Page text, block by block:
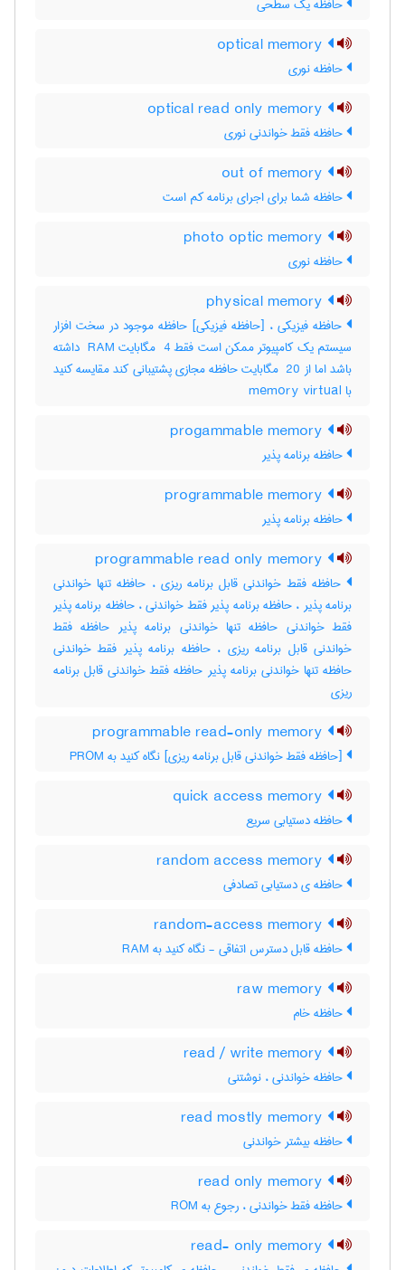
حافظه نوری
حافظه فقط خواندنی نوری
حافظه شما برای اجرای برنامه کم است
حافظه نوری
حافظه فیزیکی ، [حافظه فیزیکی] حافظه موجود در سخت افزار
سیستم یک کامپیوتر ممکن است فقط ‎ 4 مگابایت ‎ RAM داشته
باشد اما از ‎ 20 مگابایت حافظه مجازی پشتیبانی کند مقایسه کنید
با ‎ memory virtual
حافظه برنامه پذیر
حافظه برنامه پذیر
حافظه فقط خواندنی قابل برنامه ریزی ، حافظه تنها خواندنی
برنامه پذیر ، حافظه برنامه پذیر فقط خواندنی ، حافظه برنامه پذیر
فقط خواندنی حافظه تنها خواندنی برنامه پذیر حافظه فقط
خواندنی قابل برنامه ریزی ، حافظه برنامه پذیر فقط خواندنی
حافظه تنها خواندنی برنامه پذیر حافظه فقط خواندنی قابل برنامه
ریزی
[حافظه فقط خواندنی قابل برنامه ریزی] نگاه کنید به ‎ PROM
حافظه دستیابی سریع
حافظه ی دستیابی تصادفی
حافظه قابل دسترس اتفاقی - نگاه کنید به RAM
حافظه خام
حافظه خواندنی ، نوشتنی
حافظه بیشتر خواندنی
حافظه فقط خواندنی ، رجوع به ROM